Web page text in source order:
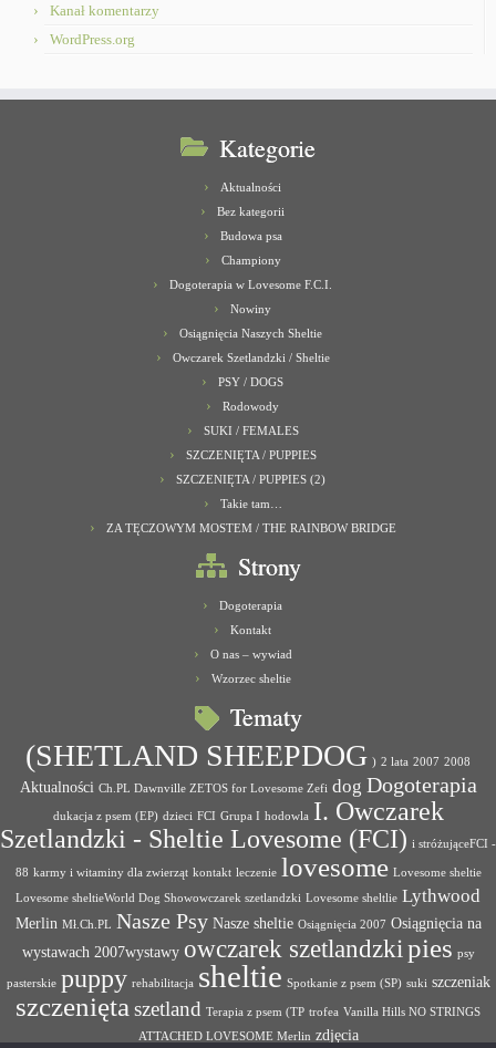
Kanał komentarzy
WordPress.org
Kategorie
Aktualności
Bez kategorii
Budowa psa
Championy
Dogoterapia w Lovesome F.C.I.
Nowiny
Osiągnięcia Naszych Sheltie
Owczarek Szetlandzki / Sheltie
PSY / DOGS
Rodowody
SUKI / FEMALES
SZCZENIĘTA / PUPPIES
SZCZENIĘTA / PUPPIES (2)
Takie tam…
ZA TĘCZOWYM MOSTEM / THE RAINBOW BRIDGE
Strony
Dogoterapia
Kontakt
O nas – wywiad
Wzorzec sheltie
Tematy
(SHETLAND SHEEPDOG ) 2 lata 2007 2008
Aktualności Ch.PL Dawnville ZETOS for Lovesome Zefi dog Dogoterapia
dukacja z psem (EP) dzieci FCI Grupa I hodowla I. Owczarek
Szetlandzki - Sheltie Lovesome (FCI) i stróżująceFCI -
88 karmy i witaminy dla zwierząt kontakt leczenie lovesome Lovesome sheltie
Lovesome sheltieWorld Dog Showowczarek szetlandzki Lovesome sheltlie Lythwood
Merlin Mł.Ch.PL Nasze Psy Nasze sheltie Osiągnięcia 2007 Osiągnięcia na
wystawach 2007wystawy owczarek szetlandzkipies psy
pasterskie puppy rehabilitacja sheltie Spotkanie z psem (SP) suki szczeniak
szczenięta szetland Terapia z psem (TP trofea Vanilla Hills NO STRINGS
ATTACHED LOVESOME Merlin zdjęcia